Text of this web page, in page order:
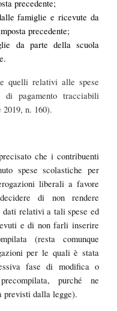
precedente;
famiglie e ricevute da
precedente;
da parte della scuola
quelli relativi alle spese
di pagamento tracciabili
n. 160).
che i contribuenti
spese scolastiche per
liberali a favore
di non rendere
relativi a tali spese ed
e di non farli inserire
(resta comunque
per le quali è stata
fase di modifica o
purché ne
previsti dalla legge).